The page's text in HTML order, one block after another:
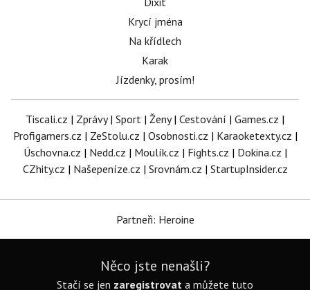
Krycí jména
Na křídlech
Karak
Jízdenky, prosím!
Tiscali.cz | Zprávy| Sport | Ženy| Cestování | Games.cz |
Profigamers.cz | ZeStolu.cz | Osobnosti.cz | Karaoketexty.cz |
Úschovna.cz | Nedd.cz | Moulík.cz | Fights.cz | Dokina.cz |
CZhity.cz | Našepeníze.cz | Srovnám.cz | StartupInsider.cz
Partneři: Heroine
Něco jste nenašli?
Stačí se jen zaregistrovat a můžete tuto